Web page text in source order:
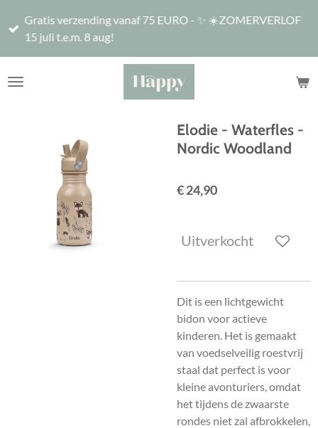
direct
hoofdinhoud
Gratis verzending vanaf 75 EURO - ✨ ☀️ZOMERVERLOF
15 juli t.e.m. 8 aug!
Elodie - Waterfles -
Nordic Woodland
€ 24,90
Uitverkocht
Dit is een lichtgewicht
bidon voor actieve
kinderen. Het is gemaakt
van voedselveilig roestvrij
staal dat perfect is voor
kleine avonturiers, omdat
het tijdens de zwaarste
rondes niet zal afbrokkelen,